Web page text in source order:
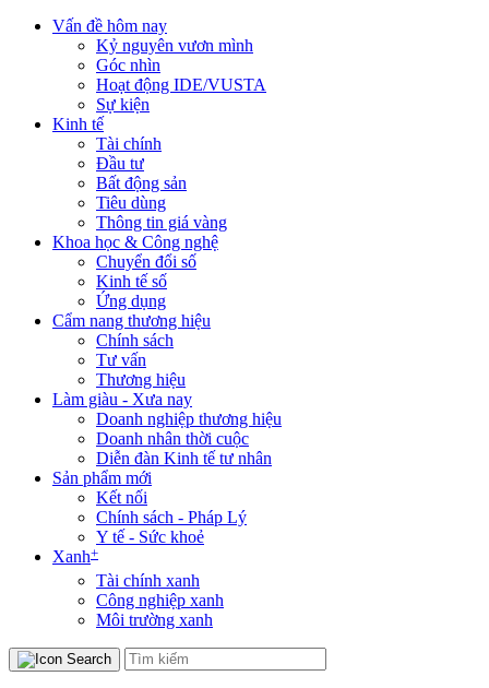
Vấn đề hôm nay
Kỷ nguyên vươn mình
Góc nhìn
Hoạt động IDE/VUSTA
Sự kiện
Kinh tế
Tài chính
Đầu tư
Bất động sản
Tiêu dùng
Thông tin giá vàng
Khoa học & Công nghệ
Chuyển đổi số
Kinh tế số
Ứng dụng
Cẩm nang thương hiệu
Chính sách
Tư vấn
Thương hiệu
Làm giàu - Xưa nay
Doanh nghiệp thương hiệu
Doanh nhân thời cuộc
Diễn đàn Kinh tế tư nhân
Sản phẩm mới
Kết nối
Chính sách - Pháp Lý
Y tế - Sức khoẻ
Xanh+
Tài chính xanh
Công nghiệp xanh
Môi trường xanh